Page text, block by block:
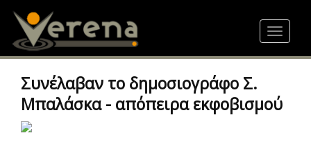
content
Toggle
Συνέλαβαν το δημοσιογράφο Σ.
Μπαλάσκα - απόπειρα εκφοβισμού